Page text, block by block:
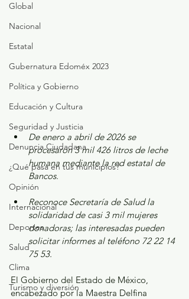
Global
Nacional
Estatal
Gubernatura Edoméx 2023
Política y Gobierno
Educación y Cultura
Seguridad y Justicia
Denuncia Ciudadana
¿Qué pasa en tus municipios?
Opinión
Internacional
Deportes
Salud
Clima
Turismo y diversión
De enero a abril de 2026 se
procesaron 3 mil 426 litros de leche
humana mediante la red estatal de
Bancos.
Reconoce Secretaría de Salud la
solidaridad de casi 3 mil mujeres
donadoras; las interesadas pueden
solicitar informes al teléfono 72 22 14
75 53.
El Gobierno del Estado de México,
encabezado por la Maestra Delfina